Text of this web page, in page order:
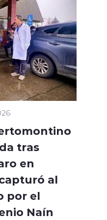
tras
en
al
por el
Naín